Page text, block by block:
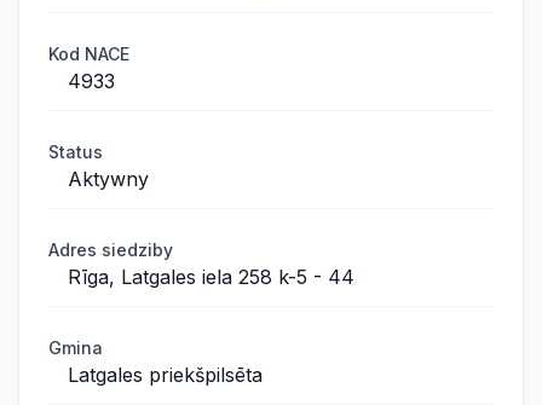
Kod NACE
4933
Status
Aktywny
Adres siedziby
Rīga, Latgales iela 258 k-5 - 44
Gmina
Latgales priekšpilsēta